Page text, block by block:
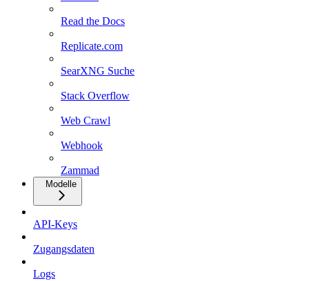
Read the Docs
Replicate.com
SearXNG Suche
Stack Overflow
Web Crawl
Webhook
Zammad
Modelle
API-Keys
Zugangsdaten
Logs